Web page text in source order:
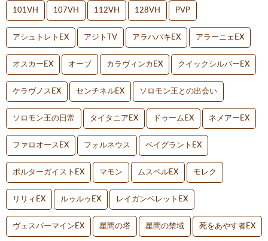
101VH 107VH 112VH 128VH PVP
アシュトレトEX アジトTV アラハバキEX アラーニェEX
オスカーEX オーブ カラヴィンカEX クイックシルバーEX
ケラヴノスEX センチネルEX ソロモン王との出会い
ソロモン王の日常 タイタニアEX ドゥームEX ネメアーEX
ファロオースEX フォルネウス ベイグラントEX
ポルターガイストEX マモン ムスペルEX モレク
リリィEX ルゥルゥEX レイガンベレットEX
ヴェスパーマインEX 星間の塔 星間の禁域 死をあやす者EX